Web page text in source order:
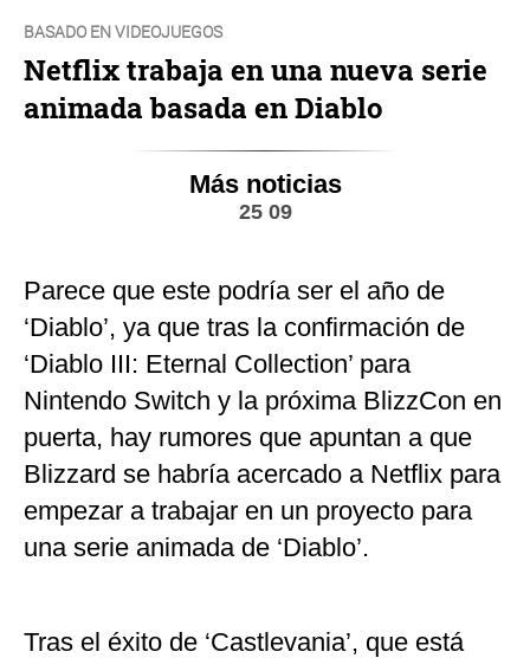
BASADO EN VIDEOJUEGOS
Netflix trabaja en una nueva serie
animada basada en Diablo
Más noticias
25 09
Parece que este podría ser el año de
‘Diablo’, ya que tras la confirmación de
‘Diablo III: Eternal Collection’ para
Nintendo Switch y la próxima BlizzCon en
puerta, hay rumores que apuntan a que
Blizzard se habría acercado a Netflix para
empezar a trabajar en un proyecto para
una serie animada de ‘Diablo’.
Tras el éxito de ‘Castlevania’, que está